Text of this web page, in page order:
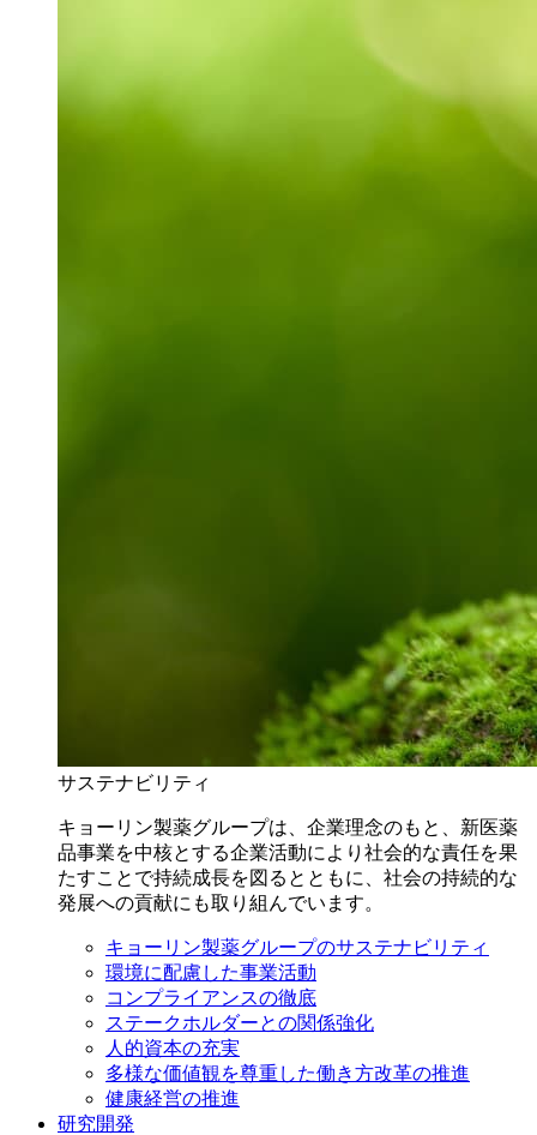
サステナビリティ
キョーリン製薬グループは、企業理念のもと、新医薬
品事業を中核とする企業活動により社会的な責任を果
たすことで持続成長を図るとともに、社会の持続的な
発展への貢献にも取り組んでいます。
キョーリン製薬グループのサステナビリティ
環境に配慮した事業活動
コンプライアンスの徹底
ステークホルダーとの関係強化
人的資本の充実
多様な価値観を尊重した働き方改革の推進
健康経営の推進
研究開発